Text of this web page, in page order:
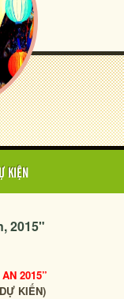
KIỆN
2015"
2015”
DỰ KIẾN)